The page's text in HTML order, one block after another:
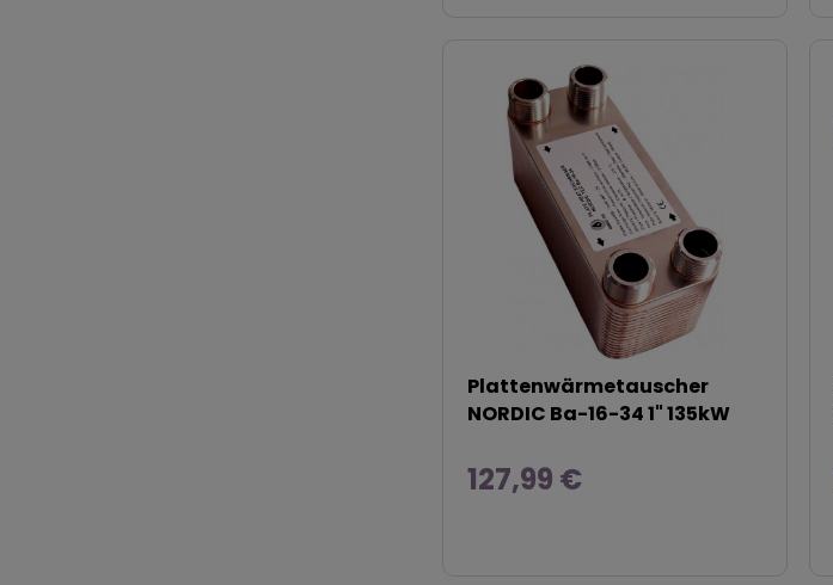
Plattenwärmetauscher
NORDIC Ba-16-34 1" 135kW
127,99 €